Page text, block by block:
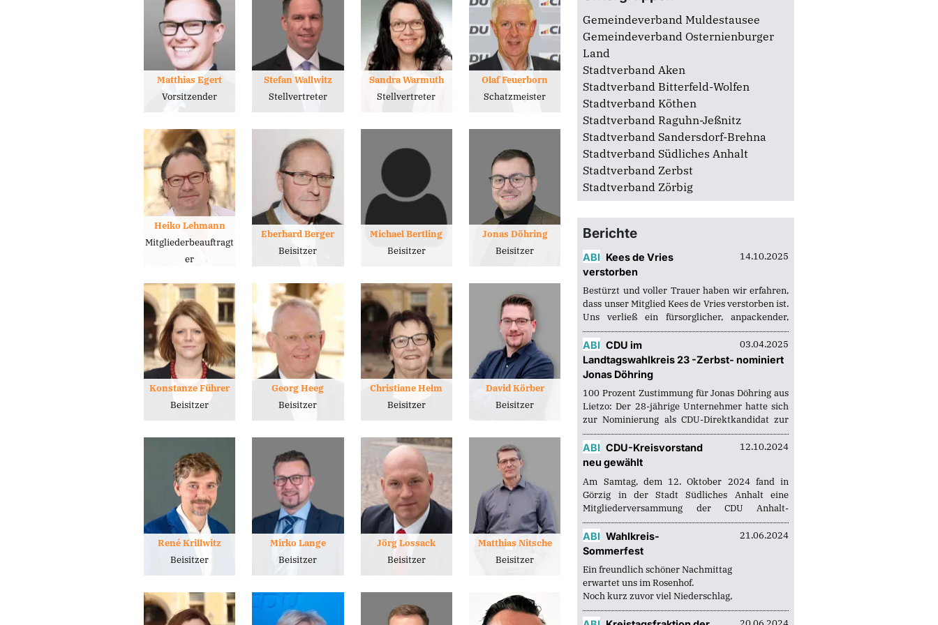
Ortsverband Wolfen-Bobbau
Stadtverband Zörbig
Matthias Egert
Vorsitzender
Stefan Wallwitz
Stellvertreter
Sandra Warmuth
Stellvertreter
Olaf Feuerborn
Schatzmeister
Heiko Lehmann
Mitgliederbeauftragt
er
Eberhard Berger
Beisitzer
Michael Bertling
Beisitzer
Jonas Döhring
Beisitzer
Konstanze Führer
Beisitzer
Georg Heeg
Beisitzer
Christiane Helm
Beisitzer
David Körber
Beisitzer
René Krillwitz
Beisitzer
Mirko Lange
Beisitzer
Jörg Lossack
Beisitzer
Matthias Nitsche
Beisitzer
Gemeindeverband Muldestausee
Gemeindeverband Osternienburger
Land
Stadtverband Aken
Stadtverband Bitterfeld-Wolfen
Stadtverband Köthen
Stadtverband Raguhn-Jeßnitz
Stadtverband Sandersdorf-Brehna
Stadtverband Südliches Anhalt
Stadtverband Zerbst
Stadtverband Zörbig
Berichte
14.10.2025
ABI Kees de Vries
verstorben
Bestürzt und voller Trauer haben wir erfahren,
dass unser Mitglied Kees de Vries verstorben ist.
Uns verließ ein fürsorglicher, anpackender,
geradliniger Mensch, Freund, Weggefährte. Der
CDU-Kreisverband Anhalt-Bitterfeld denkt
voller...
03.04.2025
ABI CDU im
Landtagswahlkreis 23 -Zerbst- nominiert
Jonas Döhring
100 Prozent Zustimmung für Jonas Döhring aus
Lietzo: Der 28-jährige Unternehmer hatte sich
zur Nominierung als CDU-Direktkandidat zur
Landtagswahl 2026 im Wahlkreis Zerbst
beworben. Am 3. April 2025 versammelten sich
34 stimmberechtigte...
12.10.2024
ABI CDU-Kreisvorstand
neu gewählt
Am Samtag, dem 12. Oktober 2024 fand in
Görzig in der Stadt Südliches Anhalt eine
Mitgliederversammung der CDU Anhalt-
Bitterfeld statt. Turnusgemäß wurde der
Kreisvorstand neu gewählt. Der Vorsitzende
Matthias Egert, seine beiden...
21.06.2024
ABI Wahlkreis-
Sommerfest
Ein freundlich schöner Nachmittag
erwartet uns im Rosenhof.
Noch kurz zuvor viel Niederschlag,
doch bald geht nun die Feier los!
Niemand fürchtet mehr das Wetter,